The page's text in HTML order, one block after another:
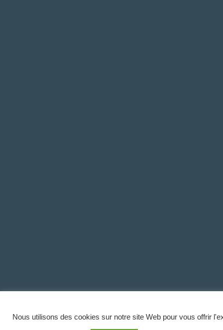
Nous utilisons des cookies sur notre site Web pour vous offrir